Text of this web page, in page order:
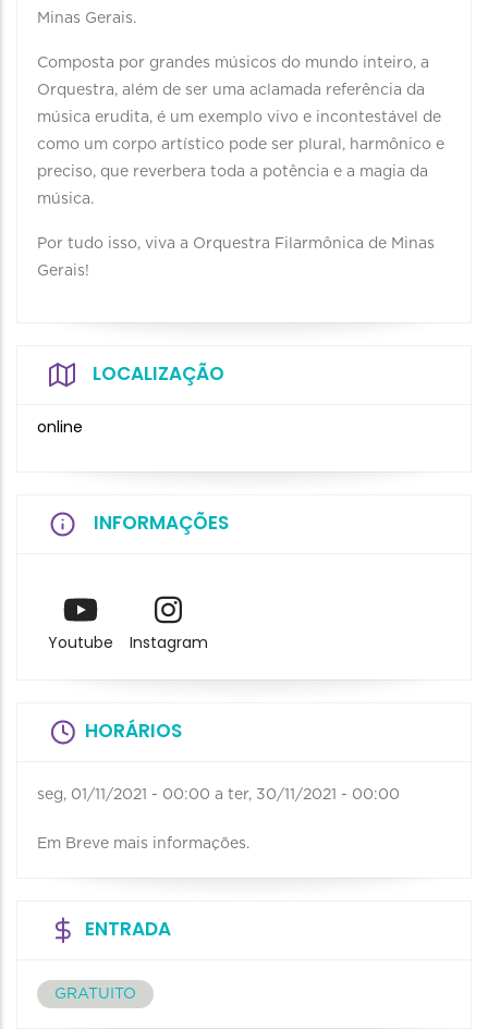
Minas Gerais.
Composta por grandes músicos do mundo inteiro, a
Orquestra, além de ser uma aclamada referência da
música erudita, é um exemplo vivo e incontestável de
como um corpo artístico pode ser plural, harmônico e
preciso, que reverbera toda a potência e a magia da
música.
Por tudo isso, viva a Orquestra Filarmônica de Minas
Gerais!
LOCALIZAÇÃO
online
INFORMAÇÕES
Youtube Instagram
HORÁRIOS
seg, 01/11/2021 - 00:00 a ter, 30/11/2021 - 00:00
Em Breve mais informações.
ENTRADA
GRATUITO